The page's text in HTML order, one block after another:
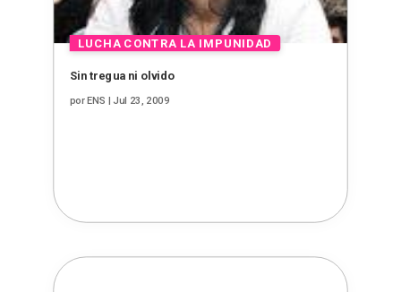
Sin tregua ni olvido
porENS | Jul 23, 2009